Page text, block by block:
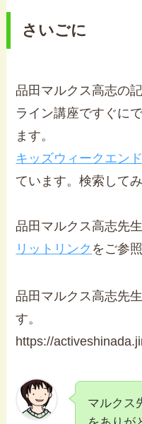
さいごに
品田マルクス高志の
ライン講座ですぐに
ます。
キッズウィークエン
ています。検索して
品田マルクス高志先
リットリンク をご参
品田マルクス高志先
す。
https://
マルクス